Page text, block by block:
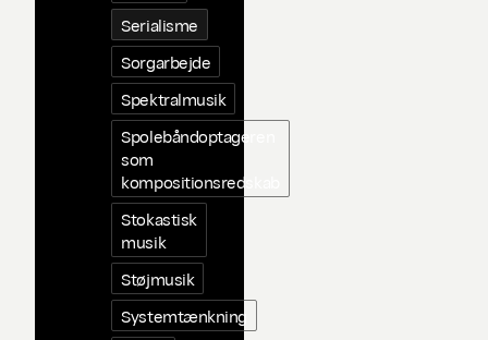
Serialisme
Sorgarbejde
Spektralmusik
Spolebåndoptageren
som
kompositionsredskab
Stokastisk
musik
Støjmusik
Systemtænkning